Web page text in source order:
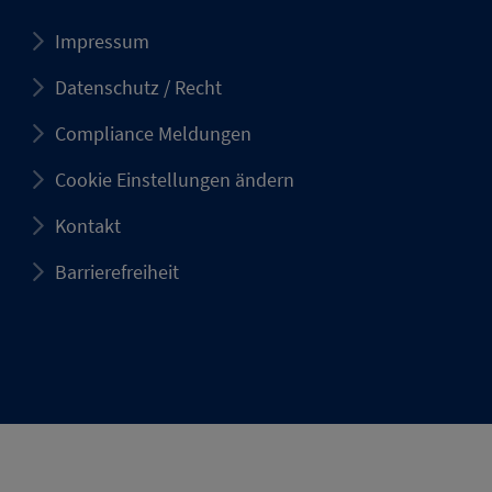
Impressum
Datenschutz / Recht
Compliance Meldungen
Cookie Einstellungen ändern
Kontakt
Barrierefreiheit